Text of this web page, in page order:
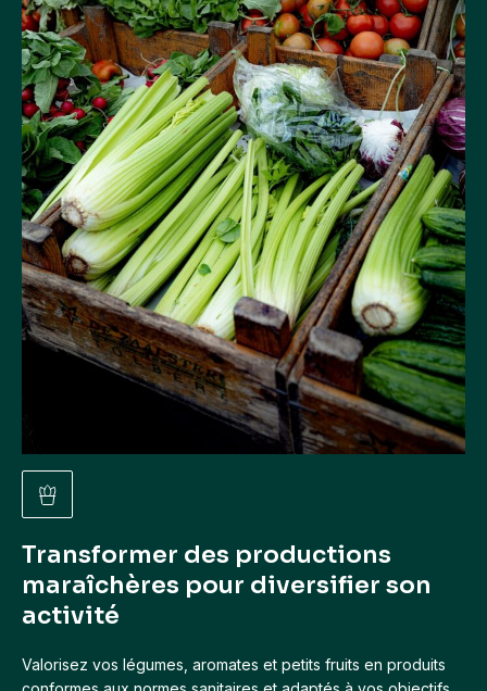
Transformer des productions
maraîchères pour diversifier son
activité
Valorisez vos légumes, aromates et petits fruits en produits